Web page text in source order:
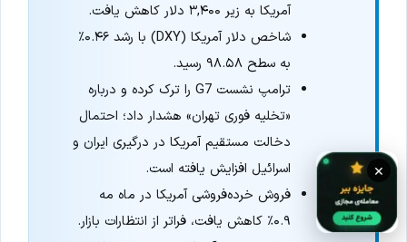
آمریکا به زیر ۳,۴۰۰ دلار کاهش یافت.
شاخص دلار آمریکا (DXY) با رشد ۰.۴۶٪
به سطح ۹۸.۵۸ رسید.
ترامپ نشست G7 را ترک کرده و درباره
«تخلیه فوری تهران» هشدار داد؛ احتمال
دخالت مستقیم آمریکا در درگیری ایران و
اسرائیل افزایش یافته است.
فروش خرده‌فروشی آمریکا در ماه مه
۰.۹٪ کاهش یافت، فراتر از انتظارات بازار.
×